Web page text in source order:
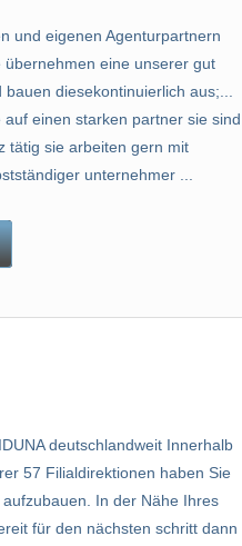
und eigenen Agenturpartnern
übernehmen eine unserer gut
diesekontinuierlich aus;...
einen starken partner sie sind
tätig sie arbeiten gern mit
unternehmer ...
deutschlandweit Innerhalb
57 Filialdirektionen haben Sie
In der Nähe Ihres
für den nächsten schritt dann